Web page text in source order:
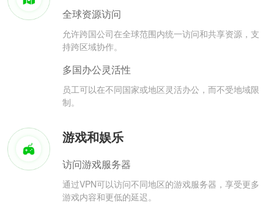
全球资源访问
允许跨国公司在全球范围内统一访问和共享资源，支
持跨区域协作。
多国办公灵活性
员工可以在不同国家或地区灵活办公，而不受地域限
制。
游戏和娱乐
访问游戏服务器
通过VPN可以访问不同地区的游戏服务器，享受更多
游戏内容和更低的延迟。